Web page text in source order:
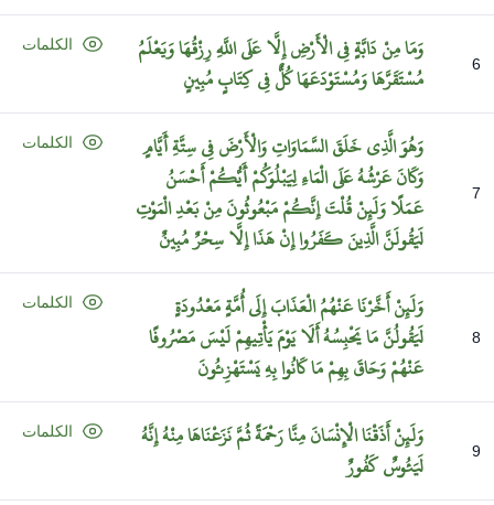
6 وَمَامِنْدَابَّةٍفِيالْأَرْضِإِلَّاعَلَىاللَّهِرِزْقُهَاوَيَعْلَمُ
مُسْتَقَرَّهَاوَمُسْتَوْدَعَهَاكُلٌّفِيكِتَابٍمُبِينٍ
الكلمات
7
وَهُوَالَّذِيخَلَقَالسَّمَاوَاتِوَالْأَرْضَفِيسِتَّةِأَيَّامٍ
وَكَانَعَرْشُهُعَلَىالْمَاءِلِيَبْلُوَكُمْأَيُّكُمْأَحْسَنُ
عَمَلًاوَلَئِنْقُلْتَإِنَّكُمْمَبْعُوثُونَمِنْبَعْدِالْمَوْتِ
لَيَقُولَنَّالَّذِينَكَفَرُواإِنْهَذَاإِلَّاسِحْرٌمُبِينٌ
الكلمات
8
وَلَئِنْأَخَّرْنَاعَنْهُمُالْعَذَابَإِلَىأُمَّةٍمَعْدُودَةٍ
لَيَقُولُنَّمَايَحْبِسُهُأَلَايَوْمَيَأْتِيهِمْلَيْسَمَصْرُوفًا
عَنْهُمْوَحَاقَبِهِمْمَاكَانُوابِهِيَسْتَهْزِئُونَ
الكلمات
9 وَلَئِنْأَذَقْنَاالْإِنْسَانَمِنَّارَحْمَةًثُمَّنَزَعْنَاهَامِنْهُإِنَّهُ
لَيَئُوسٌكَفُورٌ
الكلمات